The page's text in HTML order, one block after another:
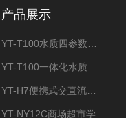
产品展示